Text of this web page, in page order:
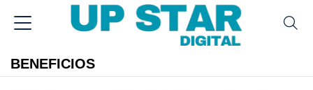
BENEFICIOS